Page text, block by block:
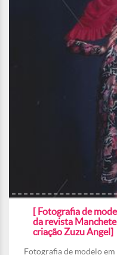
[ Fotografia de
da revista
criação Zuzu Angel]
Fotografia de modelo